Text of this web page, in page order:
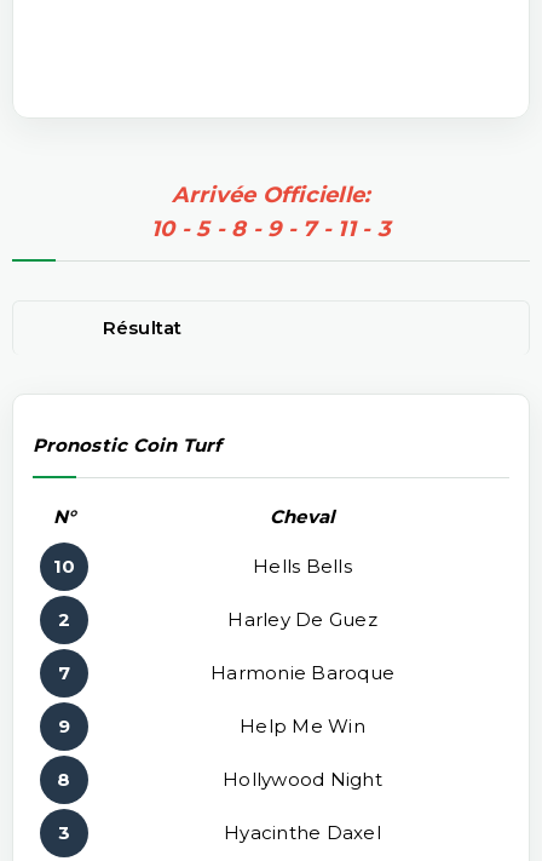
Arrivée Officielle:
10 - 5 - 8 - 9 - 7 - 11 - 3
Résultat
Pronostic Coin Turf
N° Cheval
10 Hells Bells
2 Harley De Guez
7 Harmonie Baroque
9 Help Me Win
8 Hollywood Night
3 Hyacinthe Daxel